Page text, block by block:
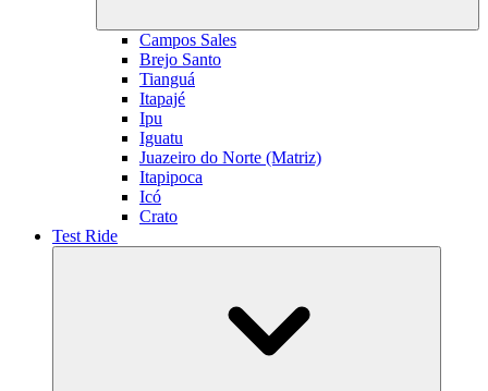
Campos Sales
Brejo Santo
Tianguá
Itapajé
Ipu
Iguatu
Juazeiro do Norte (Matriz)
Itapipoca
Icó
Crato
Test Ride